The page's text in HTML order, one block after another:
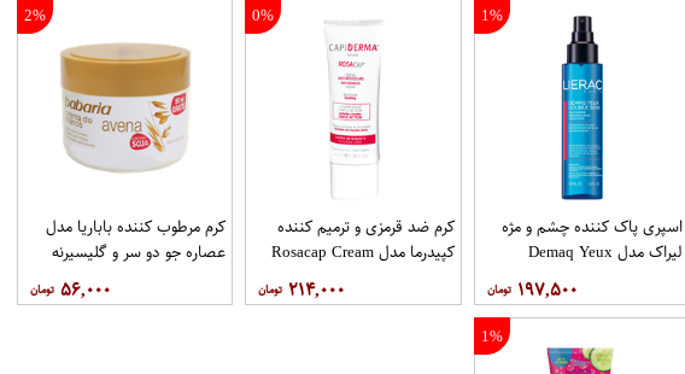
1%
اسپری پاک کننده چشم و مژه
لیراک مدل Demaq Yeux
Double Soin حجم 100 میلی
لیتر
۱۹۷,۵۰۰
0%
کرم ضد قرمزی و ترمیم کننده
کپیدرما مدل Rosacap Cream
۲۱۴,۰۰۰
2%
کرم مرطوب کننده باباریا مدل
عصاره جو دو سر و گلیسیرنه
۵۶,۰۰۰
1%